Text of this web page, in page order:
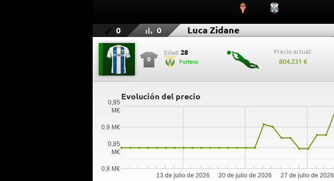
0 0 Luca Zidane
0
Edad: 28
Portero
Precio actual:
804.231 €
Evolución del precio
13 de julio de 2026 20 de julio de 2026 27 de julio de 2026
0,8 M€
0,85
M€
0,9 M€
0,95
M€